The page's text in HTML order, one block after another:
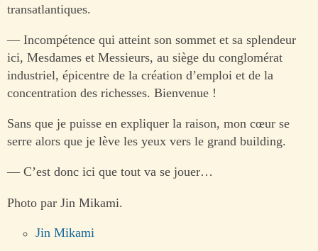
transatlantiques.
— Incompétence qui atteint son sommet et sa splendeur
ici, Mesdames et Messieurs, au siège du conglomérat
industriel, épicentre de la création d’emploi et de la
concentration des richesses. Bienvenue !
Sans que je puisse en expliquer la raison, mon cœur se
serre alors que je lève les yeux vers le grand building.
— C’est donc ici que tout va se jouer…
Photo par Jin Mikami.
Jin Mikami